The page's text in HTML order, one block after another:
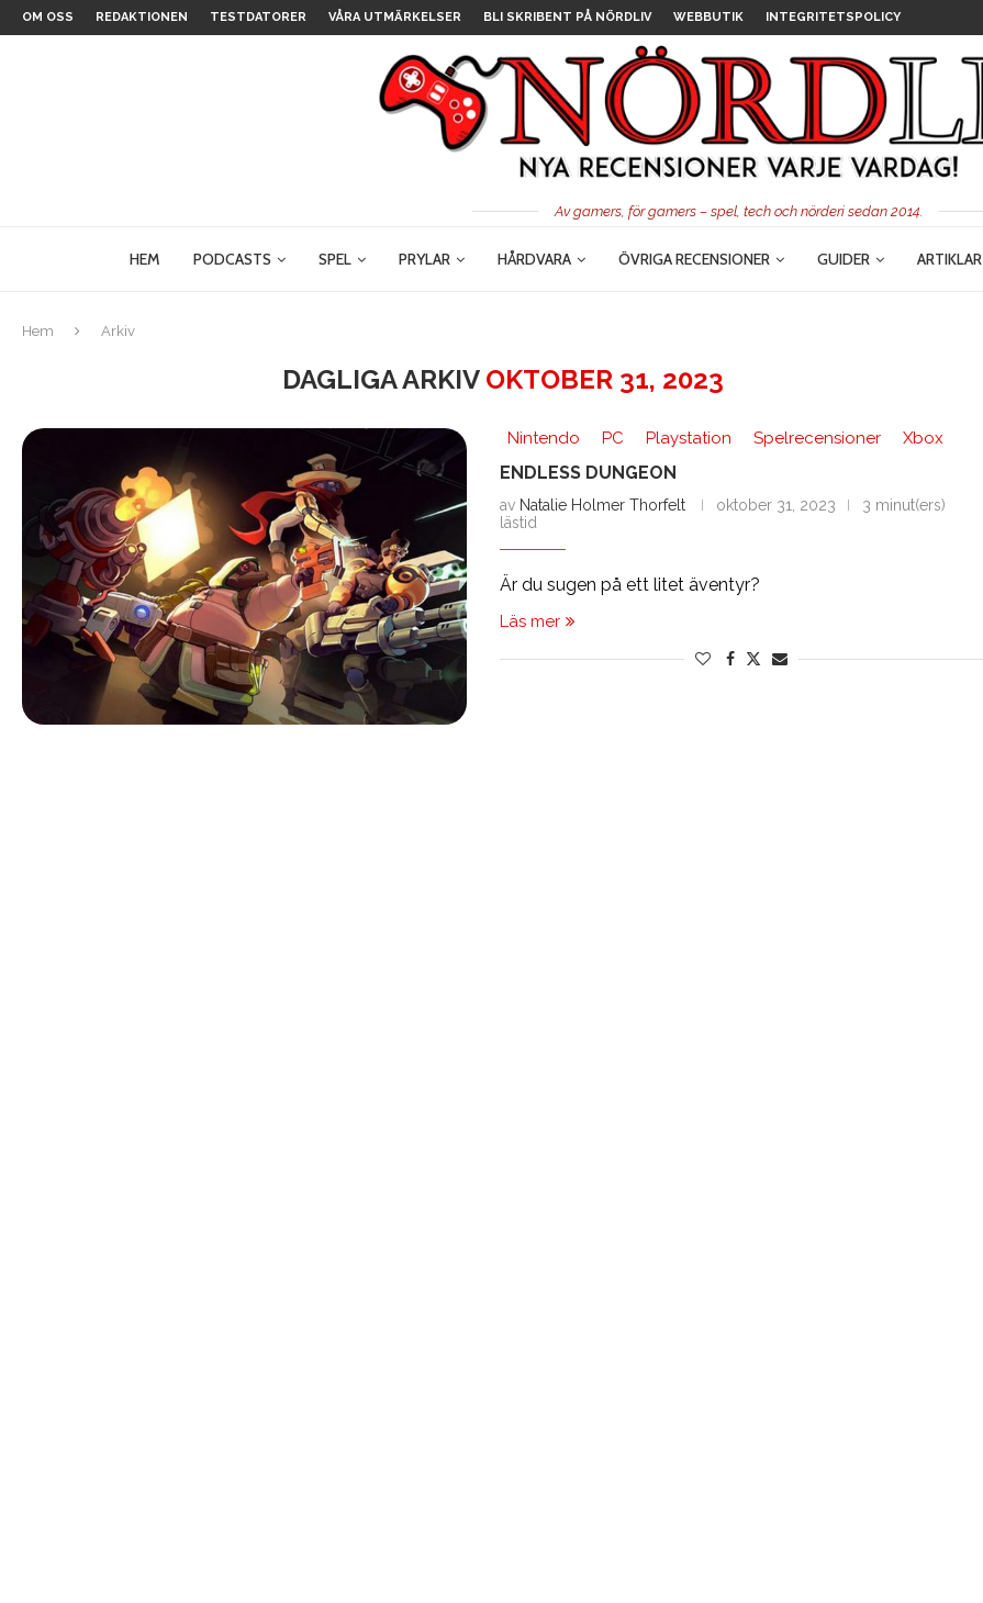
OM OSS REDAKTIONEN TESTDATORER VÅRA UTMÄRKELSER BLI SKRIBENT PÅ NÖRDLIV WEBBUTIK INTEGRITETSPOLICY
Av gamers, för gamers – spel, tech och nörderi sedan 2014.
HEM PODCASTS SPEL PRYLAR HÅRDVARA ÖVRIGA RECENSIONER GUIDER ARTIKLAR
Hem Arkiv
DAGLIGA ARKIV OKTOBER 31, 2023
Nintendo PC Playstation Spelrecensioner Xbox
ENDLESS DUNGEON
av Natalie Holmer Thorfelt oktober 31, 2023
3 minut(ers)
lästid
Är du sugen på ett litet äventyr?
Läs mer